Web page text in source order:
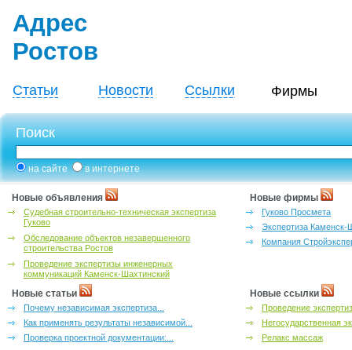
Адрес
Ростов
Статьи Новости Ссылки Фирмы
Поиск
на сайте в интернете
Новые объявления
Судебная строительно-техническая экспертиза
Гуково
Обследование объектов незавершенного
строительства Ростов
Проведение экспертизы инженерных
коммуникаций Каменск-Шахтинский
Новые фирмы
Гуково Просмета
Экспертиза Каменск-
Компания
Новые статьи
Почему независимая экспертиза...
Как применять результаты независимой...
Проверка проектной документации:...
Новые ссылки
Проведение
Негосударственная
Релакс массаж